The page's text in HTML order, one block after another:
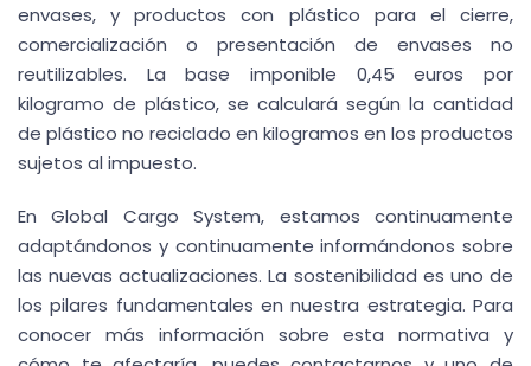
envases, y productos con plástico para el cierre,
comercialización o presentación de envases no
reutilizables. La base imponible 0,45 euros por
kilogramo de plástico, se calculará según la cantidad
de plástico no reciclado en kilogramos en los productos
sujetos al impuesto.
En Global Cargo System, estamos continuamente
adaptándonos y continuamente informándonos sobre
las nuevas actualizaciones. La sostenibilidad es uno de
los pilares fundamentales en nuestra estrategia. Para
conocer más información sobre esta normativa y